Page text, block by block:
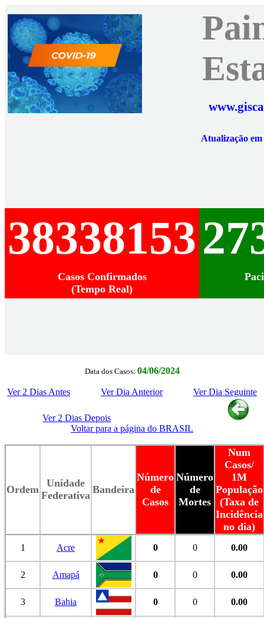
Atualização
38338153
Casos Confirmados
(Tempo Real)
Data dos Casos: 04/06/2024
Ver 2 Dias Antes Ver Dia Anterior Ver Dia Seguinte
Ver 2 Dias Depois
Voltar para a página do BRASIL
Ordem
Unidade
Federativa Bandeira
Número
de
Casos
Número
de
Mortes
Num
Casos/
1M
População
(Taxa de
Incidência
no dia)
1 Acre 0 0 0.00
2 Amapá 0 0 0.00
3 Bahia 0 0 0.00